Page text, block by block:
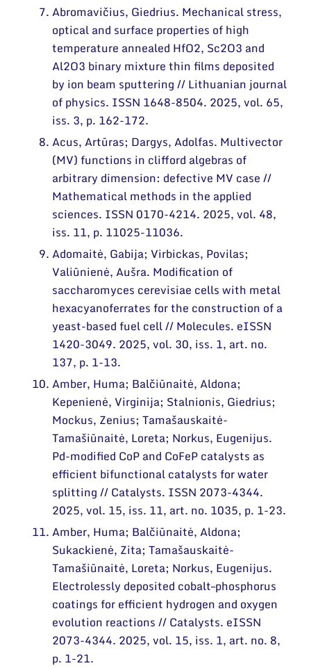
Abromavičius, Giedrius. Mechanical stress,
optical and surface properties of high
temperature annealed HfO2, Sc2O3 and
Al2O3 binary mixture thin films deposited
by ion beam sputtering // Lithuanian journal
of physics. ISSN 1648-8504. 2025, vol. 65,
iss. 3, p. 162-172.
Acus, Artūras; Dargys, Adolfas. Multivector
(MV) functions in clifford algebras of
arbitrary dimension: defective MV case //
Mathematical methods in the applied
sciences. ISSN 0170-4214. 2025, vol. 48,
iss. 11, p. 11025-11036.
Adomaitė, Gabija; Virbickas, Povilas;
Valiūnienė, Aušra. Modification of
saccharomyces cerevisiae cells with metal
hexacyanoferrates for the construction of a
yeast-based fuel cell // Molecules. eISSN
1420-3049. 2025, vol. 30, iss. 1, art. no.
137, p. 1-13.
Amber, Huma; Balčiūnaitė, Aldona;
Kepenienė, Virginija; Stalnionis, Giedrius;
Mockus, Zenius; Tamašauskaitė-
Tamašiūnaitė, Loreta; Norkus, Eugenijus.
Pd-modified CoP and CoFeP catalysts as
efficient bifunctional catalysts for water
splitting // Catalysts. ISSN 2073-4344.
2025, vol. 15, iss. 11, art. no. 1035, p. 1-23.
Amber, Huma; Balčiūnaitė, Aldona;
Sukackienė, Zita; Tamašauskaitė-
Tamašiūnaitė, Loreta; Norkus, Eugenijus.
Electrolessly deposited cobalt–phosphorus
coatings for efficient hydrogen and oxygen
evolution reactions // Catalysts. eISSN
2073-4344. 2025, vol. 15, iss. 1, art. no. 8,
p. 1-21.